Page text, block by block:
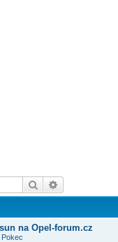
Hledat
na Opel-forum.cz
Pokec